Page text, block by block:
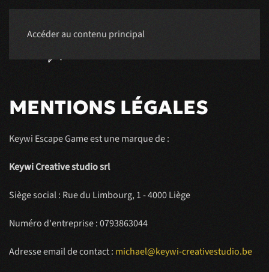
Accéder au contenu principal
MENTIONS LÉGALES
Keywi Escape Game est une marque de :
Keywi Creative studio srl
Siège social : Rue du Limbourg, 1 - 4000 Liège
Numéro d'entreprise : 0793863044
Adresse email de contact : michael@keywi-creativestudio.be